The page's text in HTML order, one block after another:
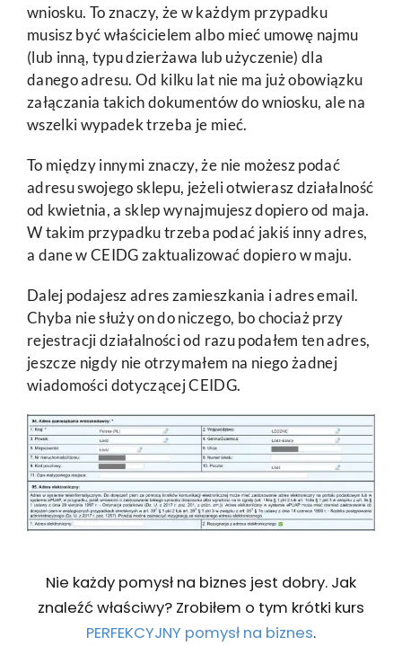
wniosku. To znaczy, że w każdym przypadku
musisz być właścicielem albo mieć umowę najmu
(lub inną, typu dzierżawa lub użyczenie) dla
danego adresu. Od kilku lat nie ma już obowiązku
załączania takich dokumentów do wniosku, ale na
wszelki wypadek trzeba je mieć.
To między innymi znaczy, że nie możesz podać
adresu swojego sklepu, jeżeli otwierasz działalność
od kwietnia, a sklep wynajmujesz dopiero od maja.
W takim przypadku trzeba podać jakiś inny adres,
a dane w CEIDG zaktualizować dopiero w maju.
Dalej podajesz adres zamieszkania i adres email.
Chyba nie służy on do niczego, bo chociaż przy
rejestracji działalności od razu podałem ten adres,
jeszcze nigdy nie otrzymałem na niego żadnej
wiadomości dotyczącej CEIDG.
Nie każdy pomysł na biznes jest dobry. Jak
znaleźć właściwy? Zrobiłem o tym krótki kurs
PERFEKCYJNY pomysł na biznes.